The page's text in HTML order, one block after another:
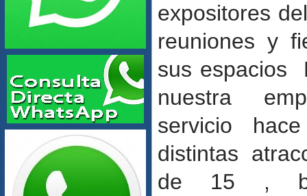
expositores
reuniones y
sus espacios
nuestra
servicio
distintas
de 15 ,